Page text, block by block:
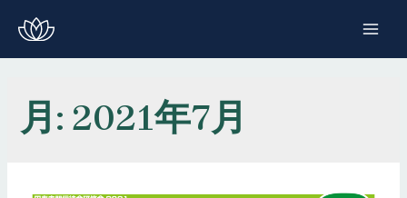
テ
月: 2021年7月